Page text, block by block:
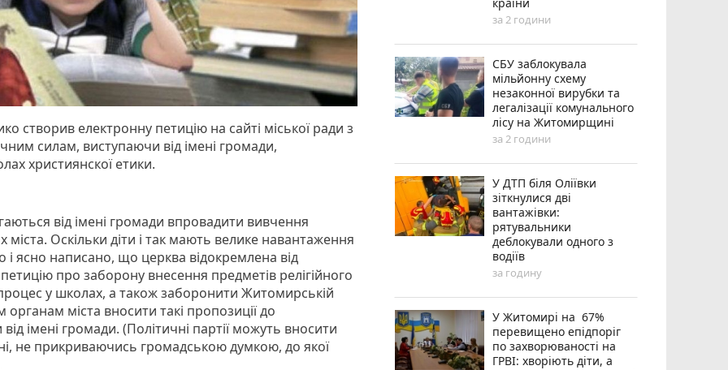
електронну петицію на сайті міської ради з
силам, виступаючи від імені громади,
християнскої етики.
від імені громади впровадити вивчення
міста. Оскільки діти і так мають велике навантаження
і ясно написано, що церква відокремлена від
про заборону внесення предметів релігійного
у школах, а також заборонити Житомирській
міста вносити такі пропозиції до
імені громади. (Політичні партії можуть вносити
не прикриваючись громадською думкою, до якої
за 2 години
СБУ заблокувала
мільйонну схему
незаконної вирубки та
легалізації комунального
лісу на Житомирщині
за 2 години
У ДТП біля Оліївки
зіткнулися дві
вантажівки:
рятувальники
деблокували одного з
водіїв
за годину
У Житомирі на 67%
перевищено епідпоріг
по захворюваності на
ГРВІ: хворіють діти, а